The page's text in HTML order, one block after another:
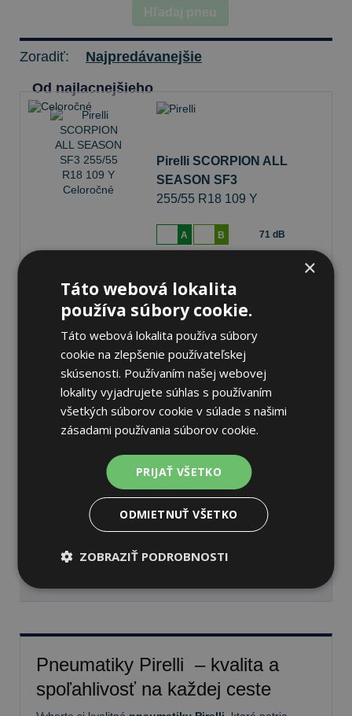
Hľadaj pneu
Zoradiť:
Najpredávanejšie
Od najlacnejšieho
Pirelli SCORPION ALL
SEASON SF3
255/55 R18 109 Y
A B 71 dB
K odberu na 17 pobočkách
146,47 € ks
Pirelli SCORPION ALL
255/50 R20 109 Y
Celoročné
A B 71 dB
233,45 €
Pneumatiky Pirelli – kvalita a
spoľahlivosť na každej ceste
×
Táto webová lokalita
používa súbory cookie.
Táto webová lokalita používa súbory
cookie na zlepšenie používateľskej
skúsenosti. Používaním našej webovej
lokality vyjadrujete súhlas s používaním
všetkých súborov cookie v súlade s našimi
zásadami používania súborov cookie.
PRIJAŤ VŠETKO
ODMIETNUŤ VŠETKO
ZOBRAZIŤ PODROBNOSTI